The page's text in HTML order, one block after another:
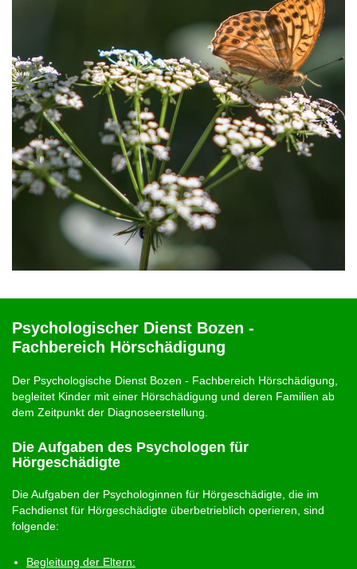
Psychologischer Dienst Bozen -
Fachbereich Hörschädigung
Der Psychologische Dienst Bozen - Fachbereich Hörschädigung,
begleitet Kinder mit einer Hörschädigung und deren Familien ab
dem Zeitpunkt der Diagnoseerstellung.
Die Aufgaben des Psychologen für
Hörgeschädigte
Die Aufgaben der Psychologinnen für Hörgeschädigte, die im
Fachdienst für Hörgeschädigte überbetrieblich operieren, sind
folgende:
Begleitung der Eltern: